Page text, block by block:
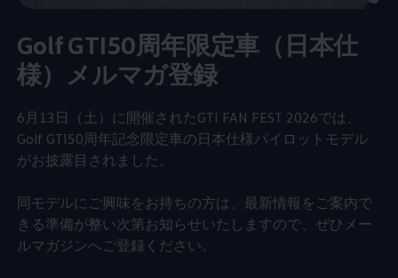
Golf GTI50周年限定車（日本仕
様）メルマガ登録
6月13日（土）に開催されたGTI FAN FEST 2026では、
Golf GTI50周年記念限定車の日本仕様パイロットモデル
がお披露目されました。
同モデルにご興味をお持ちの方は、最新情報をご案内で
きる準備が整い次第お知らせいたしますので、ぜひメー
ルマガジンへご登録ください。